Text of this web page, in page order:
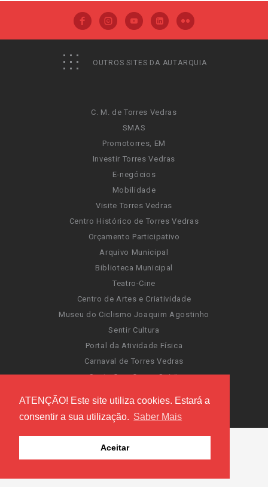
ATENÇÃO! Este site utiliza cookies. Estará a
consentir a sua utilização. Saber Mais
Aceitar
OUTROS SITES DA AUTARQUIA
C. M. de Torres Vedras
SMAS
Promotorres, EM
Investir Torres Vedras
E-negócios
Mobilidade
Visite Torres Vedras
Centro Histórico de Torres Vedras
Orçamento Participativo
Arquivo Municipal
Biblioteca Municipal
Teatro-Cine
Centro de Artes e Criatividade
Museu do Ciclismo Joaquim Agostinho
Sentir Cultura
Portal da Atividade Física
Carnaval de Torres Vedras
Santa Cruz Ocean Spirit